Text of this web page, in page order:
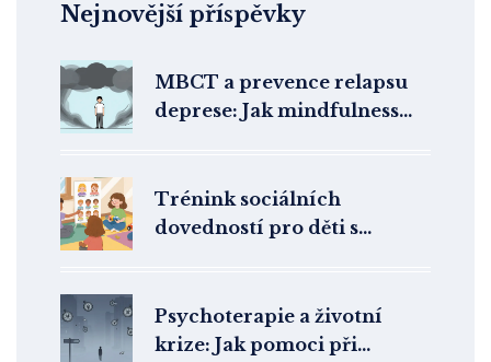
Nejnovější příspěvky
MBCT a prevence relapsu
deprese: Jak mindfulness
Trénink sociálních
dovedností pro děti s
skutečně pomáhá
Psychoterapie a životní
krize: Jak pomoci při